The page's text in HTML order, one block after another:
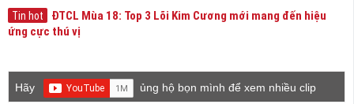
Tin hot
ĐTCL Mùa 18: Top 3 Lõi Kim Cương mới mang đến hiệu
ứng cực thú vị
Hãy
ủng hộ bọn mình để xem nhiều clip